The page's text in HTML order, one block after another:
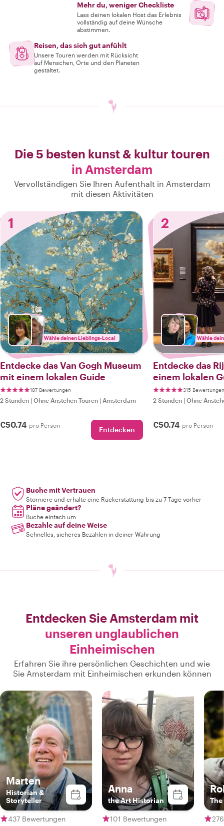
Mehr du, weniger Checkliste
Lass deinen lokalen Host das Erlebnis
vollständig auf deine Wünsche
abstimmen.
Reisen, das sich gut anfühlt
Unsere Touren werden mit Rücksicht
auf Menschen, Orte und den Planeten
gestaltet.
Die 5 besten kunst & kultur touren
in Amsterdam
Vervollständigen Sie Ihren Aufenthalt in Amsterdam
mit diesen Aktivitäten
1
Wähle deinen Lieblings-Local
Entdecke das Van Gogh Museum
mit einem lokalen Guide
187 Bewertungen
2 Stunden | Ohne Anstehen Touren | Amsterdam
€50.74 pro Person Entdecken
2
Wähle
Entdecke das
einem lokalen
315 Bewertungen
2 Stunden | Ohne
€50.74 pro Person
Buche mit Vertrauen
Storniere und erhalte eine Rückerstattung bis zu 7 Tage vorher
Pläne geändert?
Buche einfach um
Bezahle auf deine Weise
Schnelles, sicheres Bezahlen in deiner Währung
Entdecken Sie Amsterdam mit
unseren unglaublichen
Einheimischen
Erfahren Sie ihre persönlichen Geschichten und wie
Sie Amsterdam mit Einheimischen erkunden können
Marten
Historian &
Storyteller
437 Bewertungen
Anna
the Art Historian
101 Bewertungen